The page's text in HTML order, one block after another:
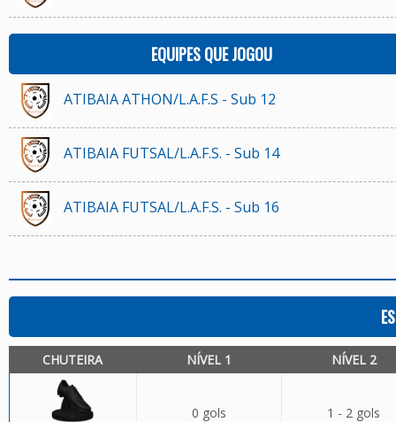
EQUIPES QUE JOGOU
ATIBAIA ATHON/L.A.F.S - Sub 12
ATIBAIA FUTSAL/L.A.F.S. - Sub 14
ATIBAIA FUTSAL/L.A.F.S. - Sub 16
CHUTEIRA NÍVEL 1 NÍVEL 2
0 gols 1 - 2 gols